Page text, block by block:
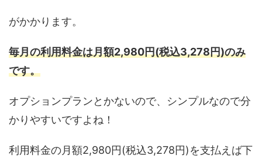
がかかります。
毎月の利用料金は月額2,980円(税込3,278円)のみ
です。
オプションプランとかないので、シンプルなので分
かりやすいですよね！
利用料金の月額2,980円(税込3,278円)を支払えば下